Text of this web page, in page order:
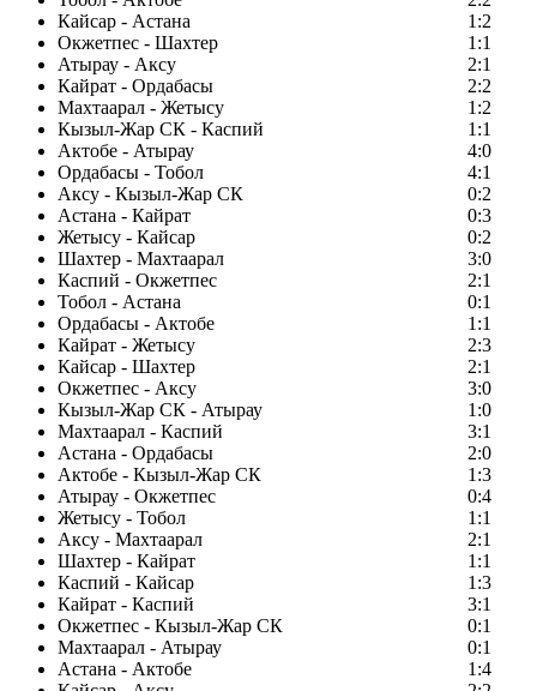
Кайсар - Астана
1:2
Окжетпес - Шахтер
1:1
Атырау - Аксу
2:1
Кайрат - Ордабасы
2:2
Махтаарал - Жетысу
1:2
Кызыл-Жар СК - Каспий
1:1
Актобе - Атырау
4:0
Ордабасы - Тобол
4:1
Аксу - Кызыл-Жар СК
0:2
Астана - Кайрат
0:3
Жетысу - Кайсар
0:2
Шахтер - Махтаарал
3:0
Каспий - Окжетпес
2:1
Тобол - Астана
0:1
Ордабасы - Актобе
1:1
Кайрат - Жетысу
2:3
Кайсар - Шахтер
2:1
Окжетпес - Аксу
3:0
Кызыл-Жар СК - Атырау
1:0
Махтаарал - Каспий
3:1
Астана - Ордабасы
2:0
Актобе - Кызыл-Жар СК
1:3
Атырау - Окжетпес
0:4
Жетысу - Тобол
1:1
Аксу - Махтаарал
2:1
Шахтер - Кайрат
1:1
Каспий - Кайсар
1:3
Кайрат - Каспий
3:1
Окжетпес - Кызыл-Жар СК
0:1
Махтаарал - Атырау
0:1
Астана - Актобе
1:4